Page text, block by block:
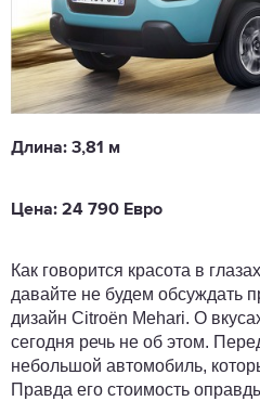
Длина: 3,81 м
Цена: 24 790 Евро
Как говорится красота в
давайте не будем обсуждать
дизайн Citroën Mehari. О
сегодня речь не об этом.
небольшой автомобиль,
Правда его стоимость